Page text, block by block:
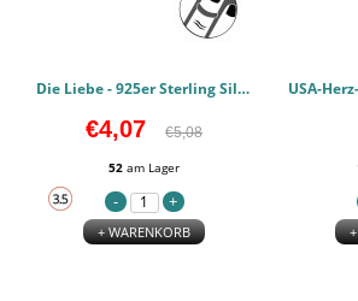
Die Liebe - 925er Sterling Silber Midi Ringe PCJW19946
€4,07 €5,08
52 am Lager
+ WARENKORB